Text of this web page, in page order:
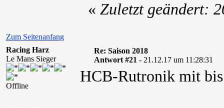
Zum Seitenanfang
« Zuletzt geändert:
Racing Harz
Le Mans Sieger
Offline
Re: Saison 2018
Antwort #21 - 21.12.17 um 11:28:31
HCB-Rutronik mit